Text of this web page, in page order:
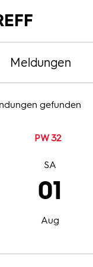
Meldungen
gefunden
PW 32
01
Aug
SA